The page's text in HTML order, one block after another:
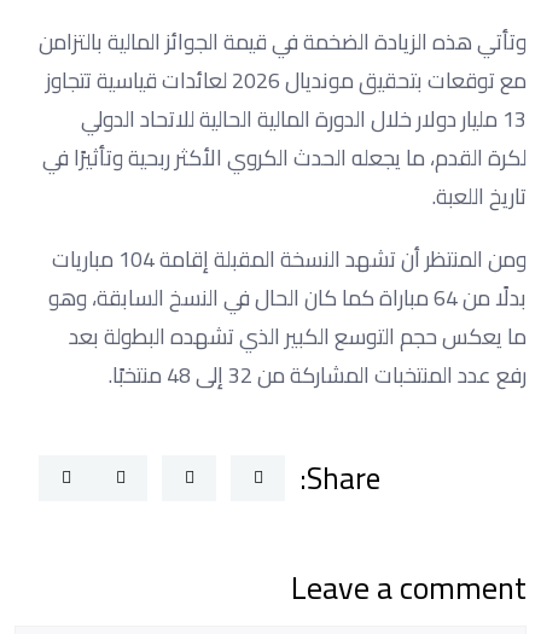
وتأتي هذه الزيادة الضخمة في قيمة الجوائز المالية بالتزامن
مع توقعات بتحقيق مونديال 2026 لعائدات قياسية تتجاوز
13 مليار دولار خلال الدورة المالية الحالية للاتحاد الدولي
لكرة القدم، ما يجعله الحدث الكروي الأكثر ربحية وتأثيرًا في
تاريخ اللعبة.
ومن المنتظر أن تشهد النسخة المقبلة إقامة 104 مباريات
بدلًا من 64 مباراة كما كان الحال في النسخ السابقة، وهو
ما يعكس حجم التوسع الكبير الذي تشهده البطولة بعد
رفع عدد المنتخبات المشاركة من 32 إلى 48 منتخبًا.
Share:
Leave a comment